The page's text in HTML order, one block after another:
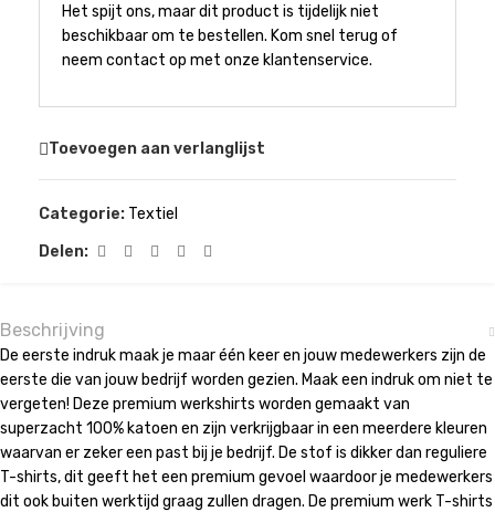
Het spijt ons, maar dit product is tijdelijk niet
beschikbaar om te bestellen. Kom snel terug of
neem contact op met onze klantenservice.
Toevoegen aan verlanglijst
Categorie: Textiel
Delen:
Beschrijving
De eerste indruk maak je maar één keer en jouw medewerkers zijn de
eerste die van jouw bedrijf worden gezien. Maak een indruk om niet te
vergeten! Deze premium werkshirts worden gemaakt van
superzacht 100% katoen en zijn verkrijgbaar in een meerdere kleuren
waarvan er zeker een past bij je bedrijf. De stof is dikker dan reguliere
T-shirts, dit geeft het een premium gevoel waardoor je medewerkers
dit ook buiten werktijd graag zullen dragen. De premium werk T-shirts